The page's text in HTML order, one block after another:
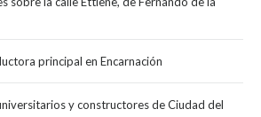
principal en Encarnación
y constructores de Ciudad del